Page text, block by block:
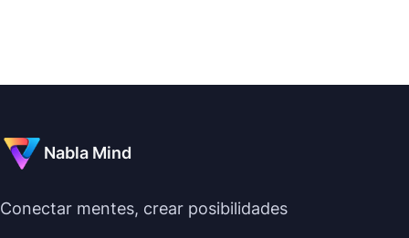
Nabla Mind
Conectar mentes, crear posibilidades